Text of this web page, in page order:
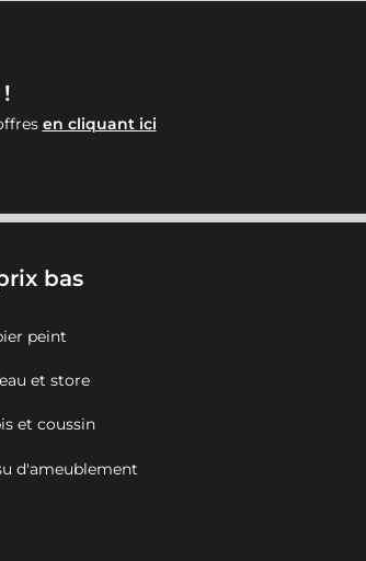
en cliquant ici
bas
peint
et store
et coussin
d'ameublement